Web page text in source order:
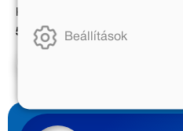
Kötött ár:
5 399 Ft
Beállítások